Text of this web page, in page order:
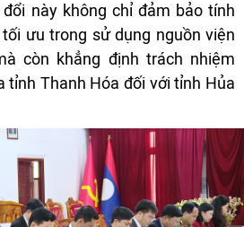
này không chỉ đảm bảo tính
ưu trong sử dụng nguồn viện
còn khẳng định trách nhiệm
tỉnh Thanh Hóa đối với tỉnh Hủa